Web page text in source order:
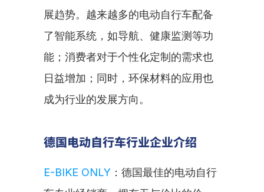
展趋势。越来越多的电动自行车配备
了智能系统，如导航、健康监测等功
能；消费者对于个性化定制的需求也
日益增加；同时，环保材料的应用也
成为行业的发展方向。
德国电动自行车行业企业介绍
E-BIKE ONLY ：德国最佳的电动自行